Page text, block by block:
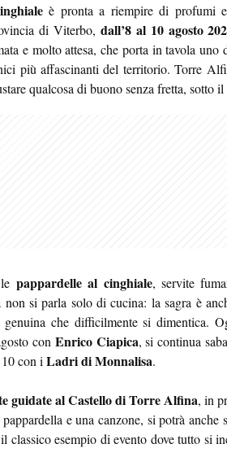
è pronta a riempire di profumi
di Viterbo, dall’8 al 10 agosto
e molto attesa, che porta in tavola uno
più affascinanti del territorio. Torre
qualcosa di buono senza fretta, sotto il
pappardelle al cinghiale, servite
si parla solo di cucina: la sagra è
genuina che difficilmente si dimentica.
con Enrico Ciapica, si continua
con iLadri di Monnalisa.
guidate al Castello di Torre Alfina, in
e una canzone, si potrà anche
classico esempio di evento dove tutto si